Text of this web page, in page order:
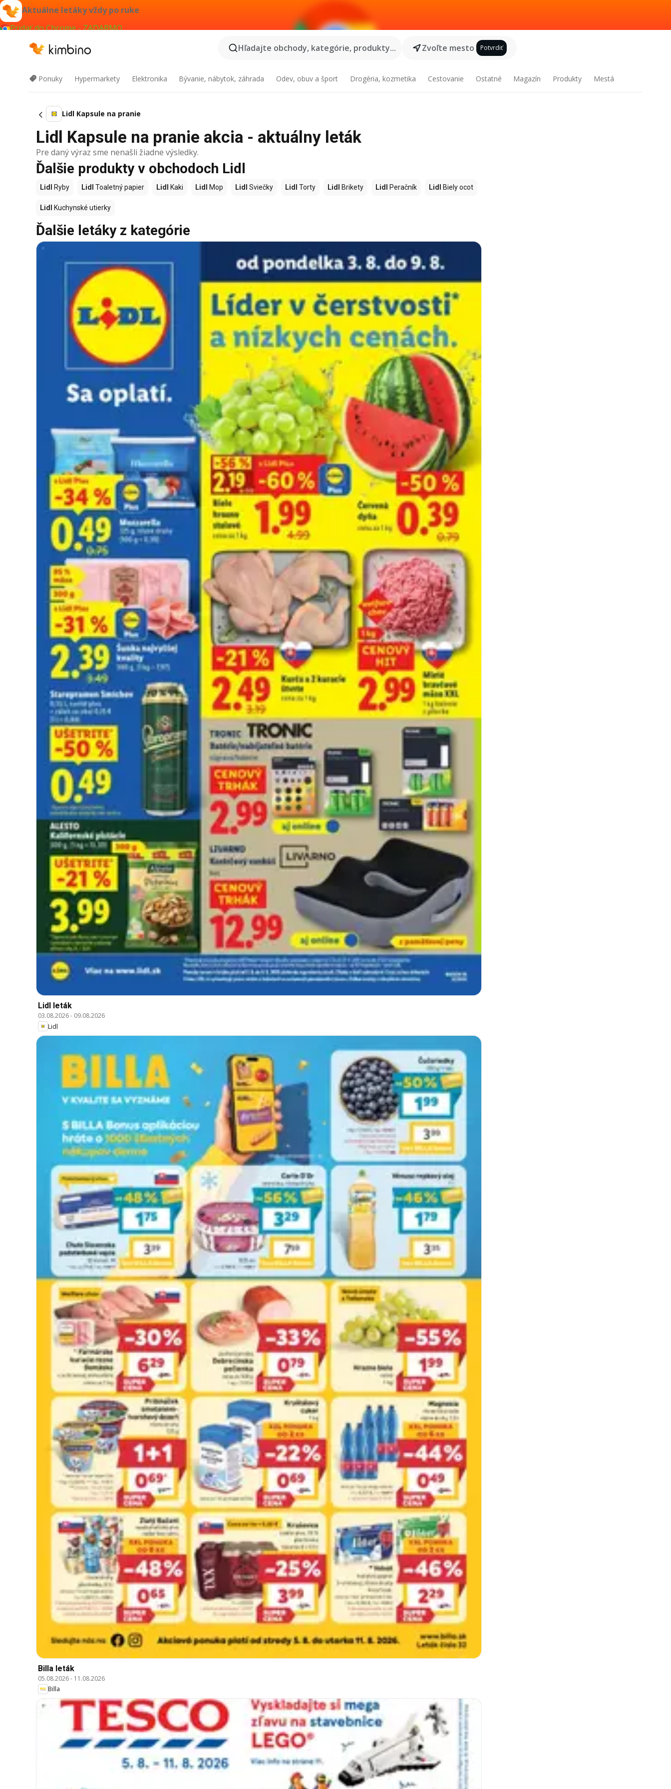
Aktuálne letáky vždy po ruke
Pridať do Chrome - ZADARMO
Hľadajte obchody, kategórie, produkty...
Zvoľte mesto Potvrdiť
Ponuky Hypermarkety Elektronika Bývanie, nábytok, záhrada Odev, obuv a šport Drogéria, kozmetika Cestovanie Ostatné Magazín Produkty Mestá
Lidl Kapsule na pranie
Lidl Kapsule na pranie akcia - aktuálny leták
Pre daný výraz sme nenašli žiadne výsledky.
Ďalšie produkty v obchodoch Lidl
Lidl Ryby Lidl Toaletný papier Lidl Kaki Lidl Mop Lidl Sviečky Lidl Torty Lidl Brikety Lidl Peračník Lidl Biely ocot
Lidl Kuchynské utierky
Ďalšie letáky z kategórie
Lidl leták
03.08.2026- 09.08.2026
Lidl
Billa leták
05.08.2026- 11.08.2026
Billa